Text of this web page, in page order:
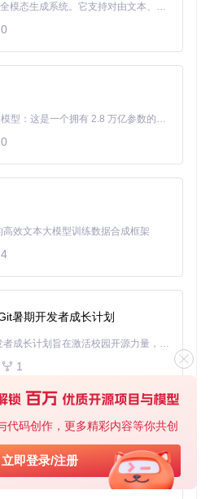
代码创作，更多精彩内容等你共创
立即登录/注册
境，配置必要的环境变量，并提供
Windows（通过WSL2）系统，确
验。启动速度优化至0.3秒，远低
时间，实现"即开即用"的流畅体
景中的实战案例
颈与知识壁垒
的时间用于查阅文档、调试错误和
用新框架或库时，学习曲线陡峭，
MiniMax H3 是一个通用的全模态生成系统。它支持对由文本、图像、视频和音频组成的多模态上下文进行统一理解，并能生成分辨率高达 2K、时长可达 15 秒的带原生立体声音频的视频。得益于面向任务泛化的系统设计，H3 在预训练阶段就已具备广泛的多模态上下文理解与生成能力，能够出色地执行复杂的多模态指令。
0
Kimi K3 是Kimi能力最强的模型：这是一个拥有 2.8 万亿参数的混合专家（MoE）模型，具备原生视觉理解能力，并支持 100 万 token 的上下文窗口。
0
效文本大模型训练数据合成框架
4
暑期开发者成长计划
「源启盛夏」暑期校园开发者成长计划旨在激活校园开源力量，通过积分激励、认证扶持、资源倾斜等形式，引导高校组织和开发者完成「入驻 — 建项目 — 做贡献 — 获认证 — 得资源」的完整闭环。无论你是想带领社团入驻平台的组织者，还是希望用代码贡献证明自己的开发者，都能在这里找到属于你的成长路径。
1
基于Python的Xiaozhi AI，适用于想要完整Xiaozhi体验而无需拥有专用硬件的用户。
1